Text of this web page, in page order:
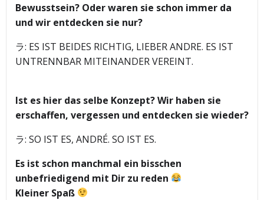
Bewusstsein? Oder waren sie schon immer da
und wir entdecken sie nur?
ラ: ES IST BEIDES RICHTIG, LIEBER ANDRE. ES IST
UNTRENNBAR MITEINANDER VEREINT.
Ist es hier das selbe Konzept? Wir haben sie
erschaffen, vergessen und entdecken sie wieder?
ラ: SO IST ES, ANDRÉ. SO IST ES.
Es ist schon manchmal ein bisschen
unbefriedigend mit Dir zu reden
Kleiner Spaß